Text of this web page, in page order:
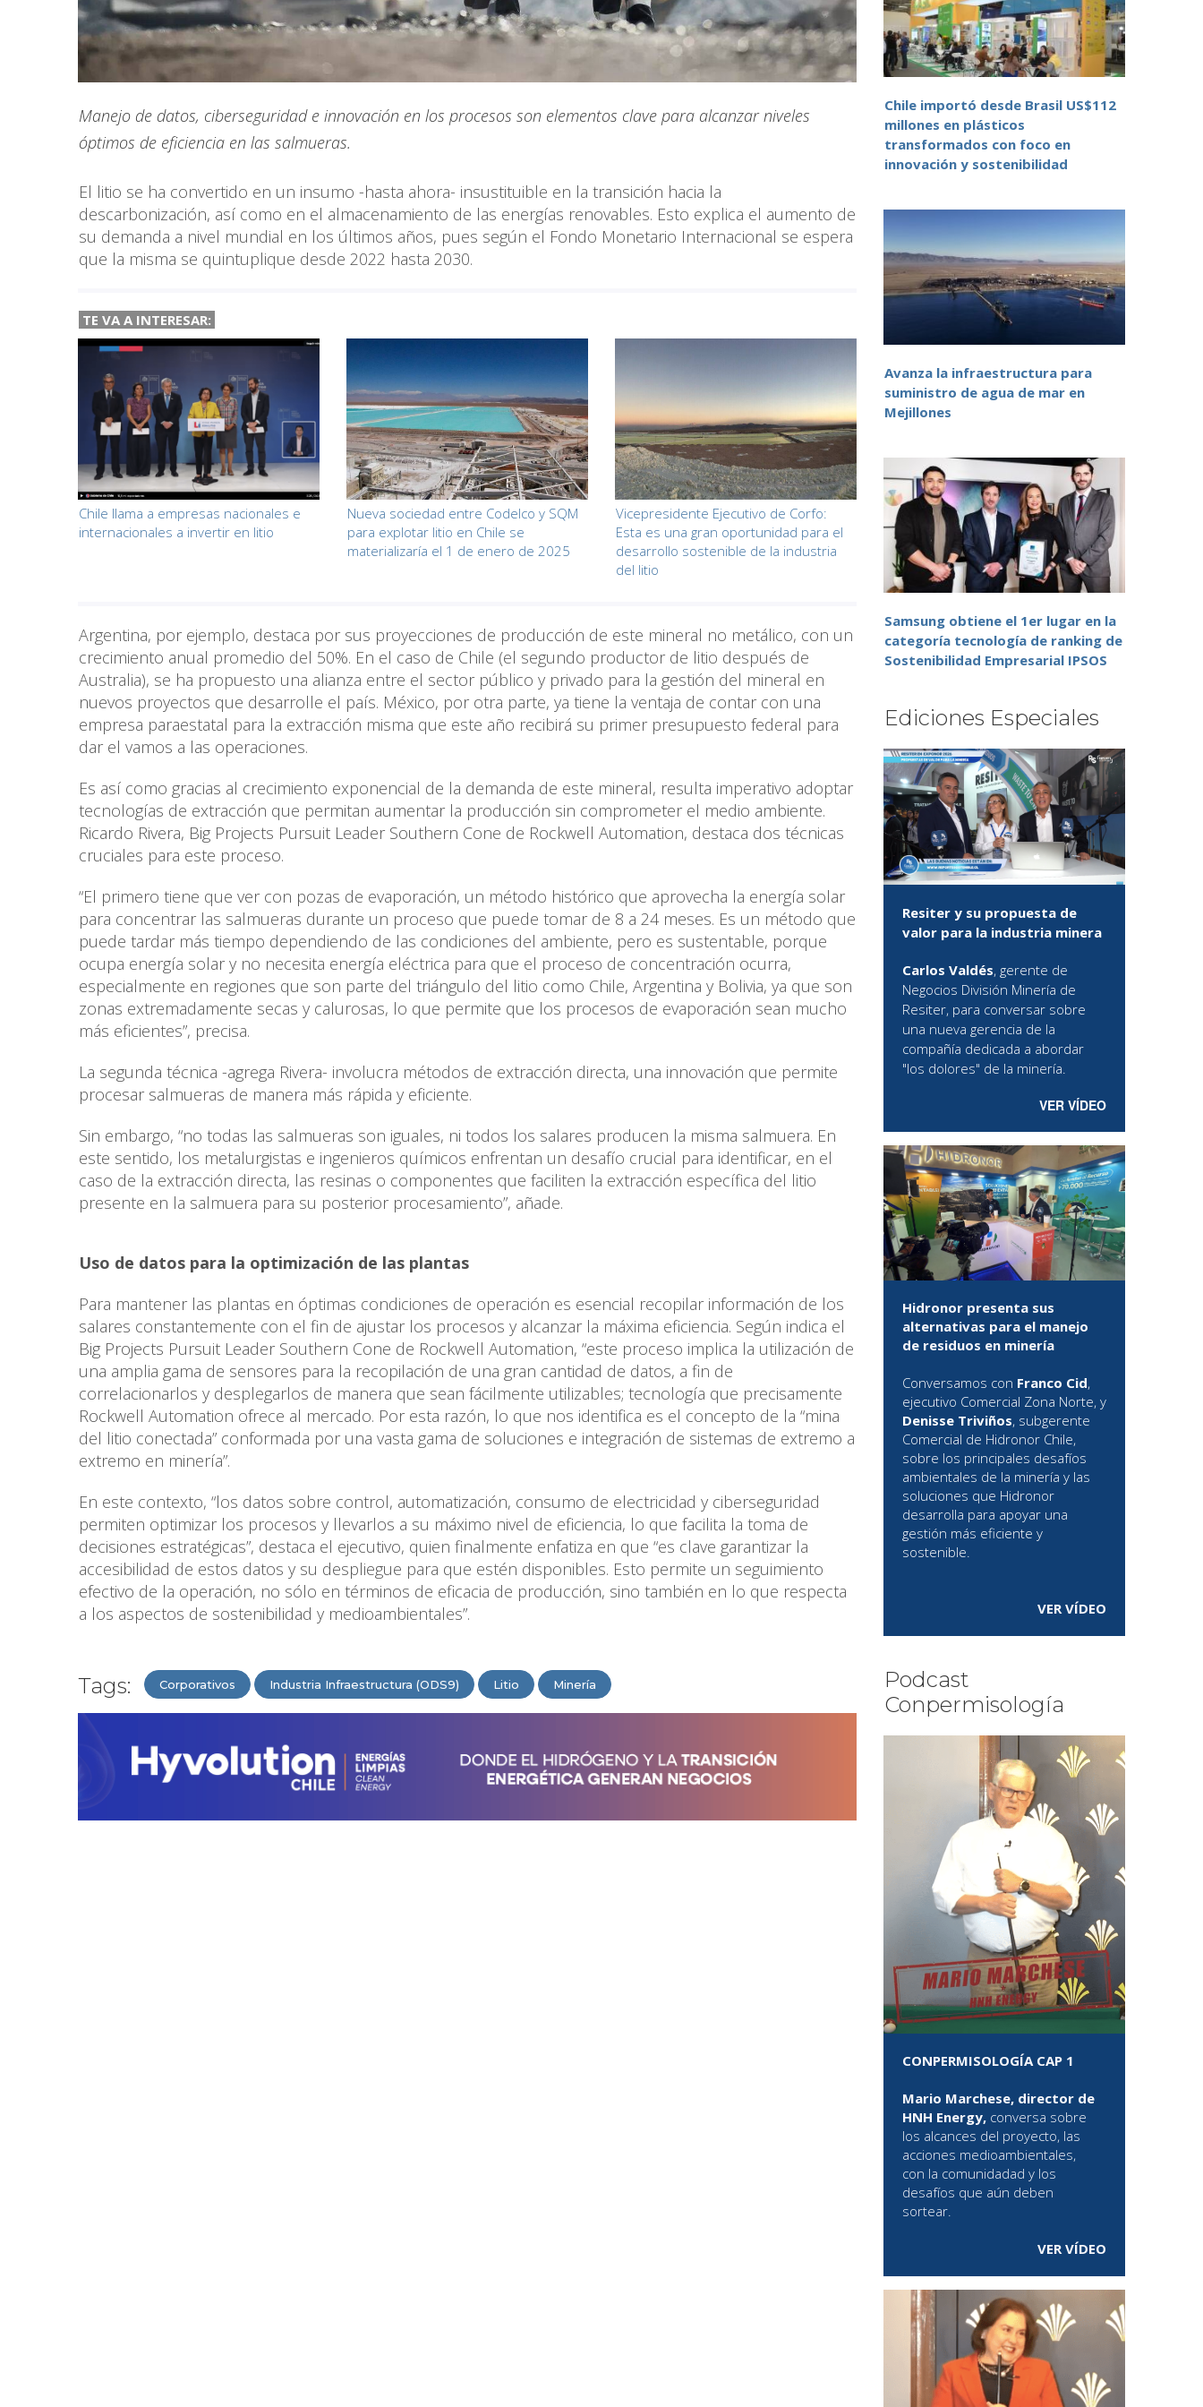
Manejo de datos, ciberseguridad e innovación en los procesos son elementos clave para alcanzar niveles
óptimos de eficiencia en las salmueras.
El litio se ha convertido en un insumo -hasta ahora- insustituible en la transición hacia la
descarbonización, así como en el almacenamiento de las energías renovables. Esto explica el aumento de
su demanda a nivel mundial en los últimos años, pues según el Fondo Monetario Internacional se espera
que la misma se quintuplique desde 2022 hasta 2030.
TE VA A INTERESAR:
Chile llama a empresas nacionales e
internacionales a invertir en litio
Nueva sociedad entre Codelco y SQM
para explotar litio en Chile se
materializaría el 1 de enero de 2025
Vicepresidente Ejecutivo de Corfo:
Esta es una gran oportunidad para el
desarrollo sostenible de la industria
del litio
Argentina, por ejemplo, destaca por sus proyecciones de producción de este mineral no metálico, con un
crecimiento anual promedio del 50%. En el caso de Chile (el segundo productor de litio después de
Australia), se ha propuesto una alianza entre el sector público y privado para la gestión del mineral en
nuevos proyectos que desarrolle el país. México, por otra parte, ya tiene la ventaja de contar con una
empresa paraestatal para la extracción misma que este año recibirá su primer presupuesto federal para
dar el vamos a las operaciones.
Es así como gracias al crecimiento exponencial de la demanda de este mineral, resulta imperativo adoptar
tecnologías de extracción que permitan aumentar la producción sin comprometer el medio ambiente.
Ricardo Rivera, Big Projects Pursuit Leader Southern Cone de Rockwell Automation, destaca dos técnicas
cruciales para este proceso.
“El primero tiene que ver con pozas de evaporación, un método histórico que aprovecha la energía solar
para concentrar las salmueras durante un proceso que puede tomar de 8 a 24 meses. Es un método que
puede tardar más tiempo dependiendo de las condiciones del ambiente, pero es sustentable, porque
ocupa energía solar y no necesita energía eléctrica para que el proceso de concentración ocurra,
especialmente en regiones que son parte del triángulo del litio como Chile, Argentina y Bolivia, ya que son
zonas extremadamente secas y calurosas, lo que permite que los procesos de evaporación sean mucho
más eficientes”, precisa.
La segunda técnica -agrega Rivera- involucra métodos de extracción directa, una innovación que permite
procesar salmueras de manera más rápida y eficiente.
Sin embargo, “no todas las salmueras son iguales, ni todos los salares producen la misma salmuera. En
este sentido, los metalurgistas e ingenieros químicos enfrentan un desafío crucial para identificar, en el
caso de la extracción directa, las resinas o componentes que faciliten la extracción específica del litio
presente en la salmuera para su posterior procesamiento”, añade.
Uso de datos para la optimización de las plantas
Para mantener las plantas en óptimas condiciones de operación es esencial recopilar información de los
salares constantemente con el fin de ajustar los procesos y alcanzar la máxima eficiencia. Según indica el
Big Projects Pursuit Leader Southern Cone de Rockwell Automation, “este proceso implica la utilización de
una amplia gama de sensores para la recopilación de una gran cantidad de datos, a fin de
correlacionarlos y desplegarlos de manera que sean fácilmente utilizables; tecnología que precisamente
Rockwell Automation ofrece al mercado. Por esta razón, lo que nos identifica es el concepto de la “mina
del litio conectada” conformada por una vasta gama de soluciones e integración de sistemas de extremo a
extremo en minería”.
En este contexto, “los datos sobre control, automatización, consumo de electricidad y ciberseguridad
permiten optimizar los procesos y llevarlos a su máximo nivel de eficiencia, lo que facilita la toma de
decisiones estratégicas”, destaca el ejecutivo, quien finalmente enfatiza en que “es clave garantizar la
accesibilidad de estos datos y su despliegue para que estén disponibles. Esto permite un seguimiento
efectivo de la operación, no sólo en términos de eficacia de producción, sino también en lo que respecta
a los aspectos de sostenibilidad y medioambientales”.
Tags: Corporativos Industria Infraestructura (ODS9) Litio Minería
Chile importó desde Brasil US$112
millones en plásticos
transformados con foco en
innovación y sostenibilidad
Avanza la infraestructura para
suministro de agua de mar en
Mejillones
Samsung obtiene el 1er lugar en la
categoría tecnología de ranking de
Sostenibilidad Empresarial IPSOS
Ediciones Especiales
Resiter y su propuesta de
valor para la industria minera
Carlos Valdés, gerente de
Negocios División Minería de
Resiter, para conversar sobre
una nueva gerencia de la
compañía dedicada a abordar
"los dolores" de la minería.
VER VÍDEO
Hidronor presenta sus
alternativas para el manejo
de residuos en minería
Conversamos con Franco Cid,
ejecutivo Comercial Zona Norte, y
Denisse Triviños, subgerente
Comercial de Hidronor Chile,
sobre los principales desafíos
ambientales de la minería y las
soluciones que Hidronor
desarrolla para apoyar una
gestión más eficiente y
sostenible.
VER VÍDEO
Podcast
Conpermisología
CONPERMISOLOGÍA CAP 1
Mario Marchese, director de
HNH Energy, conversa sobre
los alcances del proyecto, las
acciones medioambientales,
con la comunidadad y los
desafíos que aún deben
sortear.
VER VÍDEO